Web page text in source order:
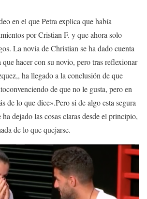
en el que Petra explica que había
por Cristian F. y que ahora solo
La novia de Christian se ha dado cuenta
que hacer con su novio, pero tras reflexionar
ha llegado a la conclusión de que
de que no le gusta, pero en
de lo que dice».Pero si de algo esta segura
dejado las cosas claras desde el principio,
de lo que quejarse.